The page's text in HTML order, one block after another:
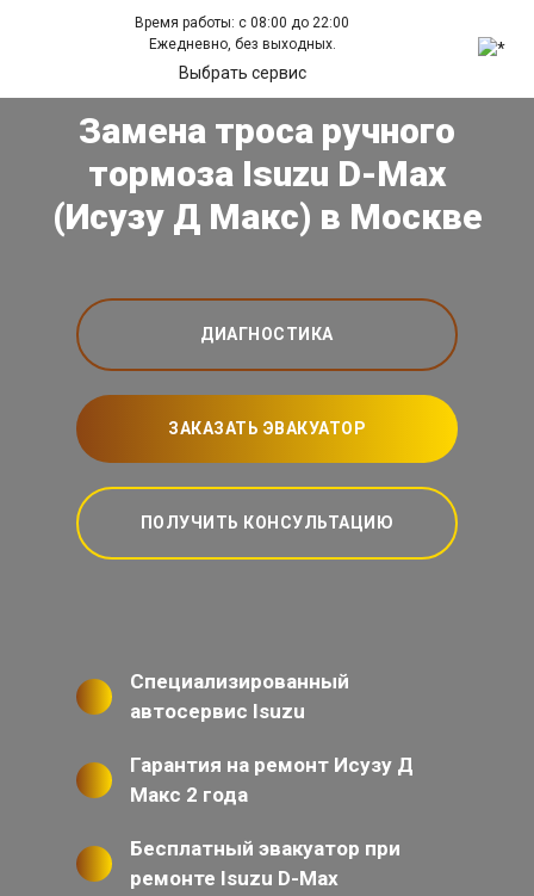
Время работы: с 08:00 до 22:00
Ежедневно, без выходных.
Выбрать сервис
Замена троса ручного
тормоза Isuzu D-Max
(Исузу Д Макс) в Москве
ДИАГНОСТИКА
ЗАКАЗАТЬ ЭВАКУАТОР
ПОЛУЧИТЬ КОНСУЛЬТАЦИЮ
Специализированный
автосервис Isuzu
Гарантия на ремонт Исузу Д
Макс 2 года
Бесплатный эвакуатор при
ремонте Isuzu D-Max